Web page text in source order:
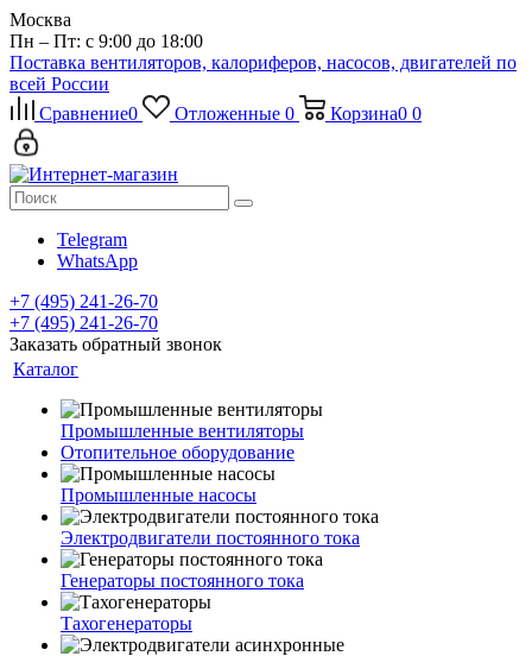
Москва
Пн – Пт: с 9:00 до 18:00
Поставка вентиляторов, калориферов, насосов, двигателей по
всей России
Сравнение0 Отложенные 0 Корзина0 0
Telegram
WhatsApp
+7 (495) 241-26-70
+7 (495) 241-26-70
Заказать обратный звонок
Каталог
Промышленные вентиляторы
Отопительное оборудование
Промышленные насосы
Электродвигатели постоянного тока
Генераторы постоянного тока
Тахогенераторы